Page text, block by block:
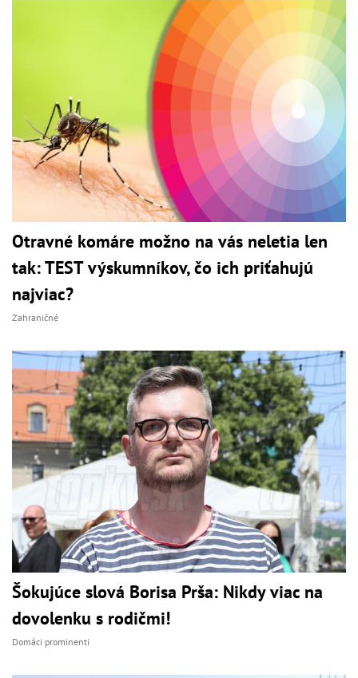
Otravné komáre možno na vás neletia len
tak: TEST výskumníkov, čo ich priťahujú
najviac?
Zahraničné
Šokujúce slová Borisa Prša: Nikdy viac na
dovolenku s rodičmi!
Domáci prominenti